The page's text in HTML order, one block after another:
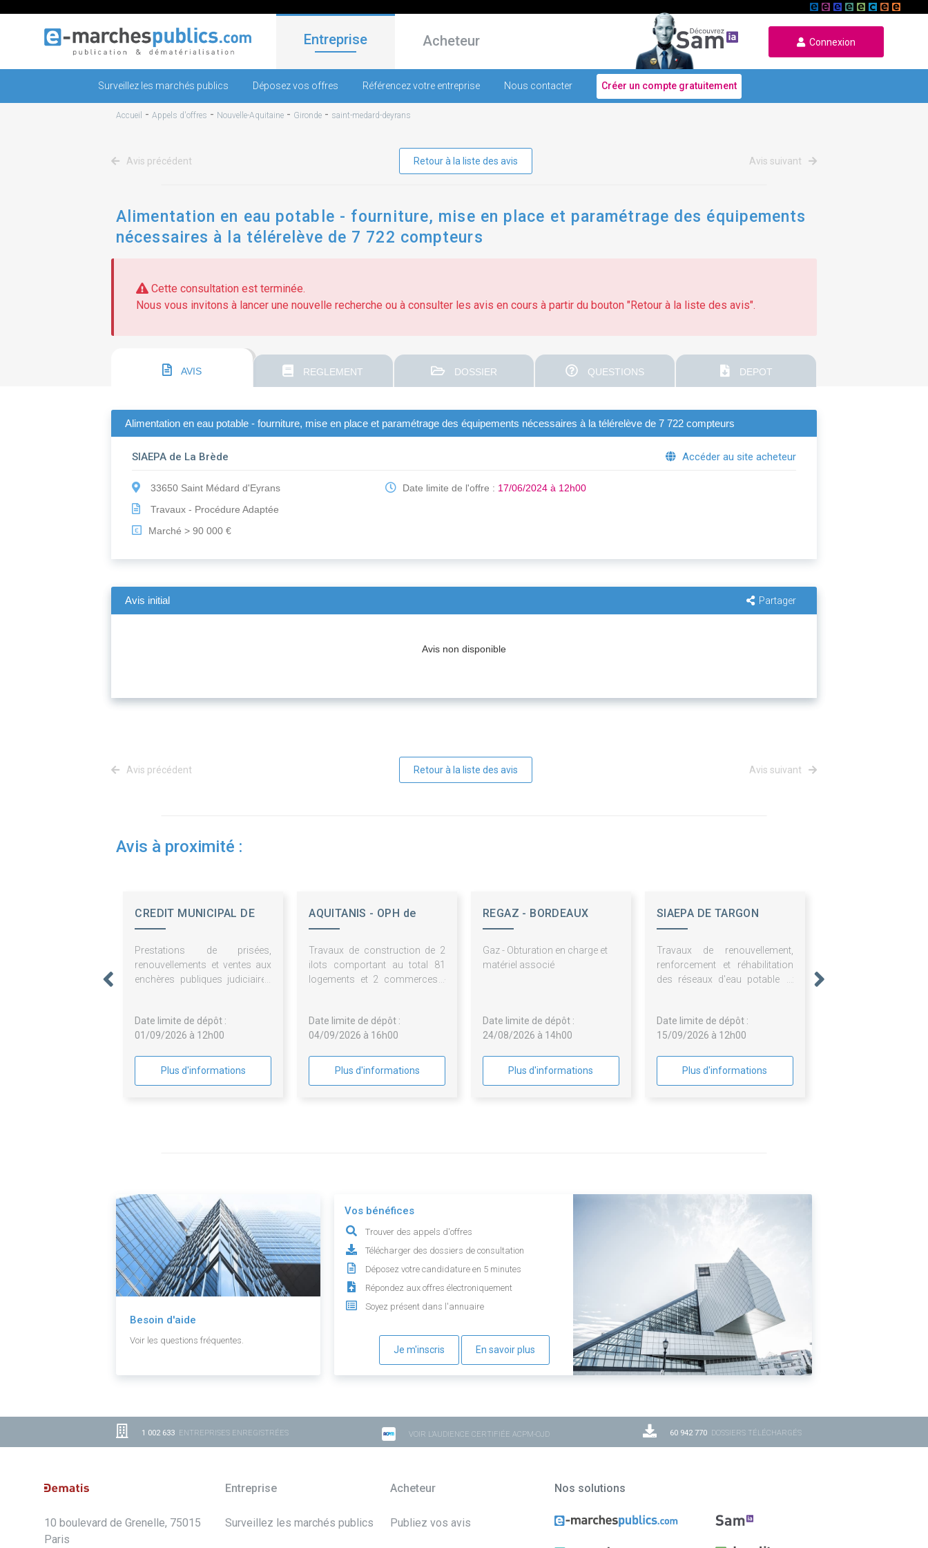
Entreprise Acheteur Connexion
Surveillez les marchés publics Déposez vos offres Référencez votre entreprise Nous contacter Créer un compte gratuitement
Accueil - Appels d'offres - Nouvelle-Aquitaine - Gironde - saint-medard-deyrans
Avis précédent Retour à la liste des avis Avis suivant
Alimentation en eau potable - fourniture, mise en place et paramétrage des équipements
nécessaires à la télérelève de 7 722 compteurs
Cette consultation est terminée.
Nous vous invitons à lancer une nouvelle recherche ou à consulter les avis en cours à partir du bouton "Retour à la liste des avis".
AVIS REGLEMENT DOSSIER QUESTIONS DEPOT
Alimentation en eau potable - fourniture, mise en place et paramétrage des équipements nécessaires à la télérelève de 7 722 compteurs
SIAEPA de La Brède Accéder au site acheteur
33650 Saint Médard d'Eyrans
Travaux - Procédure Adaptée
€ Marché > 90 000 €
Date limite de l'offre : 17/06/2024 à 12h00
Avis initial Partager
Avis non disponible
Avis précédent Retour à la liste des avis Avis suivant
Avis à proximité :
CREDIT MUNICIPAL DE
Prestations de prisées,
renouvellements et ventes aux
enchères publiques judiciaires
Bordeaux
Date limite de dépôt :
01/09/2026 à 12h00
Plus d'informations
AQUITANIS - OPH de
Travaux de construction de 2
ilots comportant au total 81
logements et 2 commerces -
n°6
Date limite de dépôt :
04/09/2026 à 16h00
Plus d'informations
REGAZ - BORDEAUX
Gaz - Obturation en charge et
matériel associé
Date limite de dépôt :
24/08/2026 à 14h00
Plus d'informations
SIAEPA DE TARGON
Travaux de renouvellement,
renforcement et réhabilitation
des réseaux d'eau potable et
Targon
Date limite de dépôt :
15/09/2026 à 12h00
Plus d'informations
Besoin d'aide
Voir les questions fréquentes.
Vos bénéfices
Trouver des appels d'offres
Télécharger des dossiers de consultation
Déposez votre candidature en 5 minutes
Répondez aux offres électroniquement
Soyez présent dans l'annuaire
Je m'inscris En savoir plus
1 002 633 ENTREPRISES ENREGISTRÉES VOIR L'AUDIENCE CERTIFIÉE ACPM-OJD 60 942 770 DOSSIERS TÉLÉCHARGÉS
10 boulevard de Grenelle, 75015
Paris
Entreprise
Surveillez les marchés publics
Acheteur
Publiez vos avis
Nos solutions